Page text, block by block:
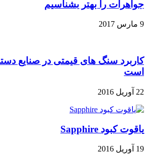
جواهرات را بهتر بشناسیم
9 مارس 2017
کاربرد سنگ های قیمتی در صنایع
است
22 آوریل 2016
یاقوت کبود Sapphire
19 آوریل 2016